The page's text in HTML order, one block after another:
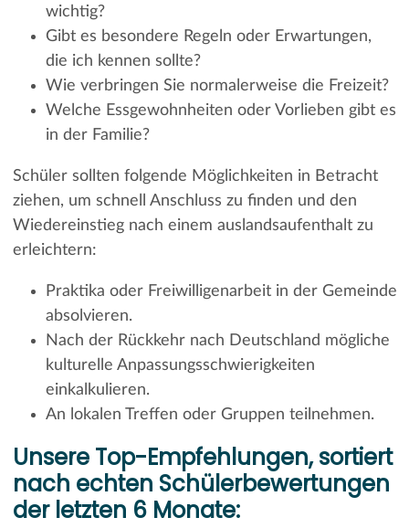
wichtig?
Gibt es besondere Regeln oder Erwartungen,
die ich kennen sollte?
Wie verbringen Sie normalerweise die Freizeit?
Welche Essgewohnheiten oder Vorlieben gibt es
in der Familie?
Schüler sollten folgende Möglichkeiten in Betracht
ziehen, um schnell Anschluss zu finden und den
Wiedereinstieg nach einem auslandsaufenthalt zu
erleichtern:
Praktika oder Freiwilligenarbeit in der Gemeinde
absolvieren.
Nach der Rückkehr nach Deutschland mögliche
kulturelle Anpassungsschwierigkeiten
einkalkulieren.
An lokalen Treffen oder Gruppen teilnehmen.
Unsere Top-Empfehlungen, sortiert
nach echten Schülerbewertungen
der letzten 6 Monate: